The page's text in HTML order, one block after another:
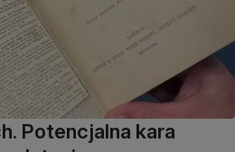
Potencjalna kara